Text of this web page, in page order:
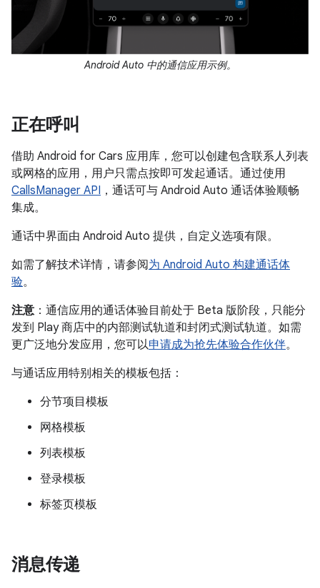
Android Auto 中的通信应用示例。
正在呼叫
借助 Android for Cars 应用库，您可以创建包含联系人列表
或网格的应用，用户只需点按即可发起通话。通过使用
CallsManager API ，通话可与 Android Auto 通话体验顺畅
集成。
通话中界面由 Android Auto 提供，自定义选项有限。
如需了解技术详情，请参阅为 Android Auto 构建通话体
验。
注意：通信应用的通话体验目前处于 Beta 版阶段，只能分
发到 Play 商店中的内部测试轨道和封闭式测试轨道。如需
更广泛地分发应用，您可以申请成为抢先体验合作伙伴。
与通话应用特别相关的模板包括：
分节项目模板
网格模板
列表模板
登录模板
标签页模板
消息传递